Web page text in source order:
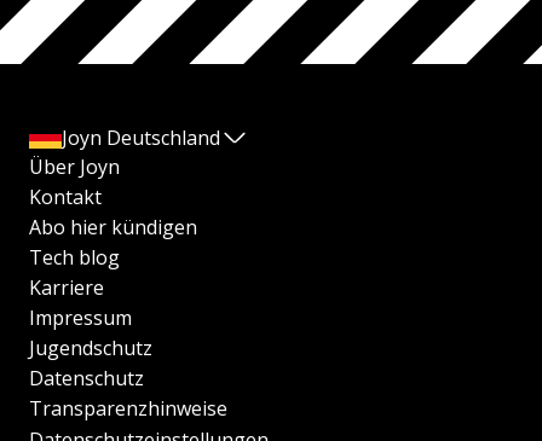
Joyn Deutschland
Über Joyn
Kontakt
Abo hier kündigen
Tech blog
Karriere
Impressum
Jugendschutz
Datenschutz
Transparenzhinweise